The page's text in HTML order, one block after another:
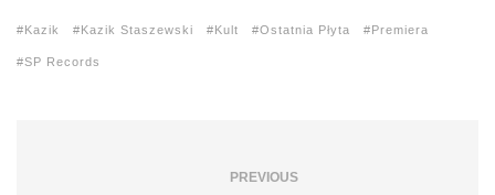
Kazik Kazik Staszewski Kult Ostatnia Płyta Premiera
SP Records
PREVIOUS